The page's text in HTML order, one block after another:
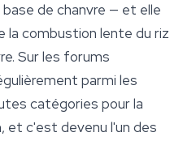
de chanvre — et elle
la combustion lente du riz
Sur les forums
parmi les
catégories pour la
et c'est devenu l'un des